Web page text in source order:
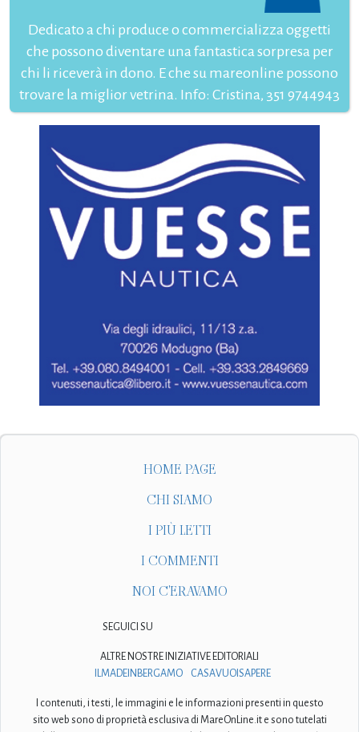
Dedicato a chi produce o commercializza oggetti
che possono diventare una fantastica sorpresa per
chi li riceverà in dono. E che su mareonline possono
trovare la miglior vetrina. Info: Cristina, 351 9744943
HOME PAGE
CHI SIAMO
I PIÙ LETTI
I COMMENTI
NOI C'ERAVAMO
SEGUICI SU
ALTRE NOSTRE INIZIATIVE EDITORIALI
ILMADEINBERGAMO
CASAVUOISAPERE
I contenuti, i testi, le immagini e le informazioni presenti in questo
sito web sono di proprietà esclusiva di MareOnLine.it e sono tutelati